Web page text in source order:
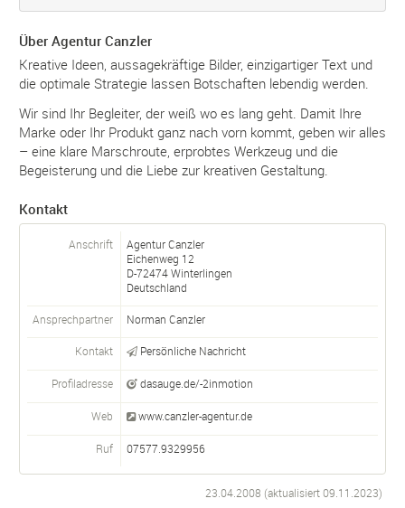
Über Agentur Canzler
Kreative Ideen, aussagekräftige Bilder, einzigartiger Text und
die optimale Strategie lassen Botschaften lebendig werden.
Wir sind Ihr Begleiter, der weiß wo es lang geht. Damit Ihre
Marke oder Ihr Produkt ganz nach vorn kommt, geben wir alles
– eine klare Marschroute, erprobtes Werkzeug und die
Begeisterung und die Liebe zur kreativen Gestaltung.
Kontakt
Anschrift
Agentur Canzler
Eichenweg 12
D-72474Winterlingen
Deutschland
Ansprechpartner Norman Canzler
Kontakt Persönliche Nachricht
Profiladresse dasauge.de/-2inmotion
Web www.canzler-agentur.de
Ruf 07577.9329956
23.04.2008 (aktualisiert09.11.2023)